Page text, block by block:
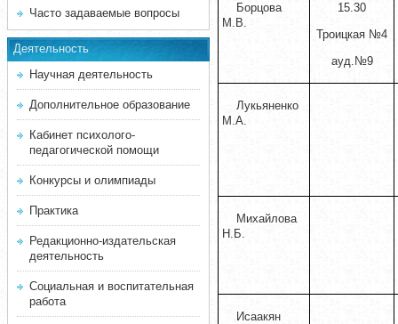
Часто задаваемые вопросы
Деятельность
Научная деятельность
Дополнительное образование
Кабинет психолого-
педагогической помощи
Конкурсы и олимпиады
Практика
Редакционно-издательская
деятельность
Социальная и воспитательная
работа
Борцова
М.В.
15.30
Троицкая №4
ауд.№9
Лукьяненко
М.А.
Михайлова
Н.Б.
Исаакян